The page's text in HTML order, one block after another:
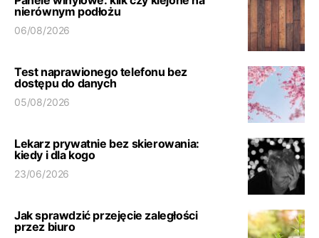
nierównym podłożu
06/08/2026
Test naprawionego telefonu bez
dostępu do danych
05/08/2026
Lekarz prywatnie bez skierowania:
kiedy i dla kogo
23/06/2026
Jak sprawdzić przejęcie zaległości
przez biuro